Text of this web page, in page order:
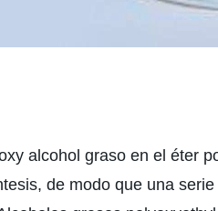
alcohol graso en el éter
de modo que una